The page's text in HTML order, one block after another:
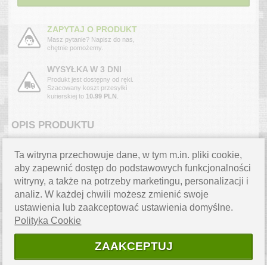
ZAPYTAJ O PRODUKT
Masz pytanie? Napisz do nas,
chętnie pomożemy.
WYSYŁKA W 3 DNI
Produkt jest dostępny od ręki.
Szacowany koszt przesyłki
kurierskiej to 10.99 PLN
OPIS PRODUKTU
Opinel Le Petit Chef - zestaw
kuchenny dla dzieci, zielony
(003113)
Trzyelementowy zestaw kuchenny dla dzieci od Opinel w
zielonych akcentach - nóż, obieraczka i osłona na palce.
Wszystkie narzędzia są ostre i robocze, nie są zabawką.
prawidłowych nawyków w kuchni - to prawdziwe narzędzia, a nie
ich plastikowe zamienniki.
Ta witryna przechowuje dane, w tym m.in. pliki cookie,
aby zapewnić dostęp do podstawowych funkcjonalności
witryny, a także na potrzeby marketingu, personalizacji i
analiz. W każdej chwili możesz zmienić swoje
ustawienia lub zaakceptować ustawienia domyślne.
Polityka Cookie
ZAAKCEPTUJ